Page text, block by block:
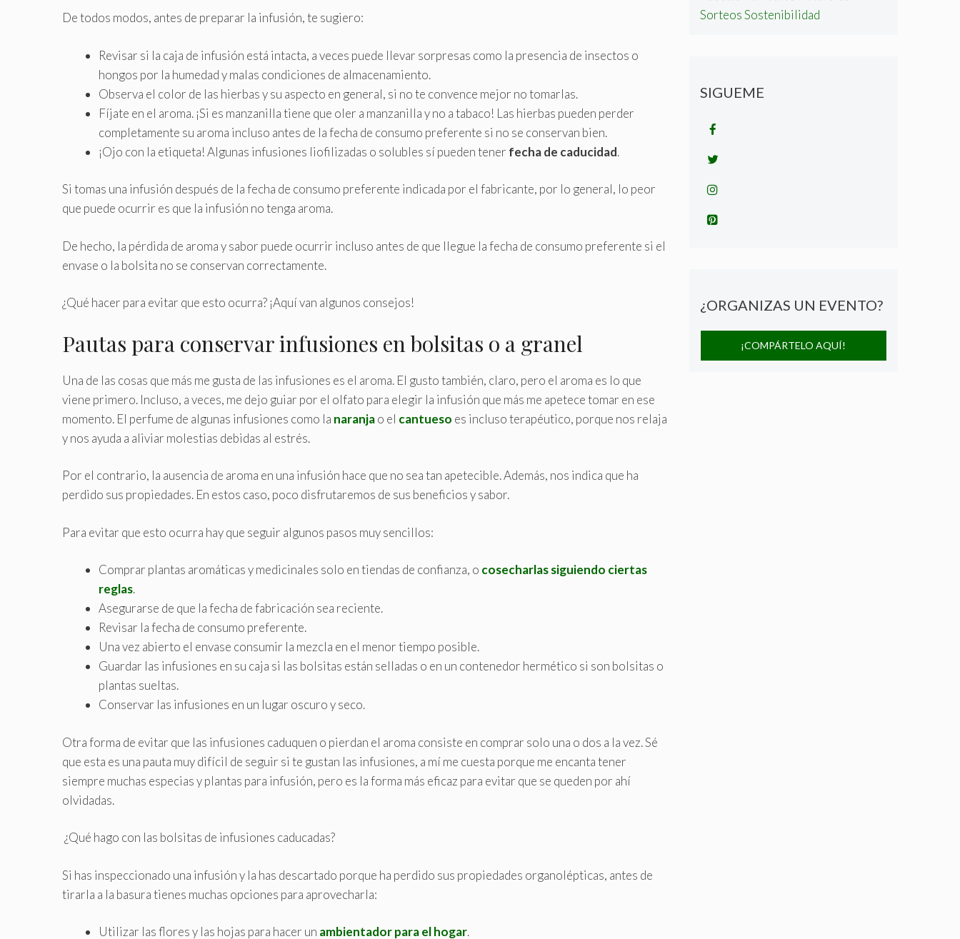
De todos modos, antes de preparar la infusión, te sugiero:
Revisar si la caja de infusión está intacta, a veces puede llevar sorpresas como la presencia de insectos o
hongos por la humedad y malas condiciones de almacenamiento.
Observa el color de las hierbas y su aspecto en general, si no te convence mejor no tomarlas.
Fíjate en el aroma. ¡Si es manzanilla tiene que oler a manzanilla y no a tabaco! Las hierbas pueden perder
completamente su aroma incluso antes de la fecha de consumo preferente si no se conservan bien.
¡Ojo con la etiqueta! Algunas infusiones liofilizadas o solubles sí pueden tener fecha de caducidad.
Si tomas una infusión después de la fecha de consumo preferente indicada por el fabricante, por lo general, lo peor
que puede ocurrir es que la infusión no tenga aroma.
De hecho, la pérdida de aroma y sabor puede ocurrir incluso antes de que llegue la fecha de consumo preferente si el
envase o la bolsita no se conservan correctamente.
¿Qué hacer para evitar que esto ocurra? ¡Aquí van algunos consejos!
Pautas para conservar infusiones en bolsitas o a granel
Una de las cosas que más me gusta de las infusiones es el aroma. El gusto también, claro, pero el aroma es lo que
viene primero. Incluso, a veces, me dejo guiar por el olfato para elegir la infusión que más me apetece tomar en ese
momento. El perfume de algunas infusiones como la naranjao el cantueso es incluso terapéutico, porque nos relaja
y nos ayuda a aliviar molestias debidas al estrés.
Por el contrario, la ausencia de aroma en una infusión hace que no sea tan apetecible. Además, nos indica que ha
perdido sus propiedades. En estos caso, poco disfrutaremos de sus beneficios y sabor.
Para evitar que esto ocurra hay que seguir algunos pasos muy sencillos:
Comprar plantas aromáticas y medicinales solo en tiendas de confianza, o cosecharlas siguiendo ciertas
reglas.
Asegurarse de que la fecha de fabricación sea reciente.
Revisar la fecha de consumo preferente.
Una vez abierto el envase consumir la mezcla en el menor tiempo posible.
Guardar las infusiones en su caja si las bolsitas están selladas o en un contenedor hermético si son bolsitas o
plantas sueltas.
Conservar las infusiones en un lugar oscuro y seco.
Otra forma de evitar que las infusiones caduquen o pierdan el aroma consiste en comprar solo una o dos a la vez. Sé
que esta es una pauta muy difícil de seguir si te gustan las infusiones, a mí me cuesta porque me encanta tener
siempre muchas especias y plantas para infusión, pero es la forma más eficaz para evitar que se queden por ahí
olvidadas.
¿Qué hago con las bolsitas de infusiones caducadas?
Si has inspeccionado una infusión y la has descartado porque ha perdido sus propiedades organolépticas, antes de
tirarla a la basura tienes muchas opciones para aprovecharla:
Utilizar las flores y las hojas para hacer un ambientador para el hogar.
SorteosSostenibilidad
SIGUEME
¿ORGANIZAS UN EVENTO?
¡COMPÁRTELO AQUÍ!